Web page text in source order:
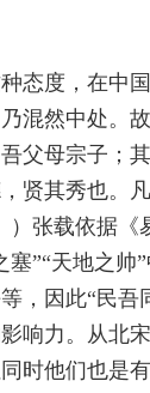
态度，在中
混然中处。
父母宗子；
贤其秀也。
）张载依据《
塞”“天地之帅
，因此“民
响力。从北
时他们也是